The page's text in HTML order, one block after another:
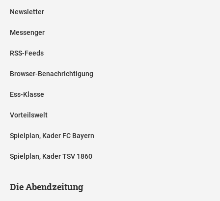
Newsletter
Messenger
RSS-Feeds
Browser-Benachrichtigung
Ess-Klasse
Vorteilswelt
Spielplan, Kader FC Bayern
Spielplan, Kader TSV 1860
Die Abendzeitung